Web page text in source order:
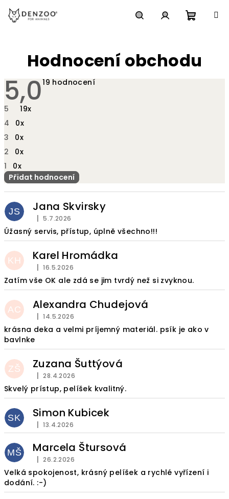
na
obsah
košík
Hodnocení obchodu
5,0Průměrné
19 hodnocení
5
19x
4
0x
3
0x
2
0x
1
0x
Přidat hodnocení
V
ý
p
i
s
h
o
d
n
o
c
e
n
í
JS Jana Skvirsky
Hodnocení obchodu je 5 z 5 hvězdiček.
| 5.7.2026
Úžasný servis, přístup, úplně všechno!!!
KH Karel Hromádka
Hodnocení obchodu je 5 z 5 hvězdiček.
| 16.5.2026
Zatím vše OK ale zdá se jim tvrdý než si zvyknou.
AC Alexandra Chudejová
Hodnocení obchodu je 5 z 5 hvězdiček.
| 14.5.2026
krásna deka a velmi príjemný materiál. psík je ako v
bavlnke
ZŠ Zuzana Šuttýová
Hodnocení obchodu je 5 z 5 hvězdiček.
| 28.4.2026
Skvelý prístup, pelíšek kvalitný.
SK Simon Kubicek
Hodnocení obchodu je 5 z 5 hvězdiček.
| 13.4.2026
MŠ Marcela Štursová
Hodnocení obchodu je 5 z 5 hvězdiček.
| 26.2.2026
Velká spokojenost, krásný pelíšek a rychlé vyřízení i
dodání. :-)